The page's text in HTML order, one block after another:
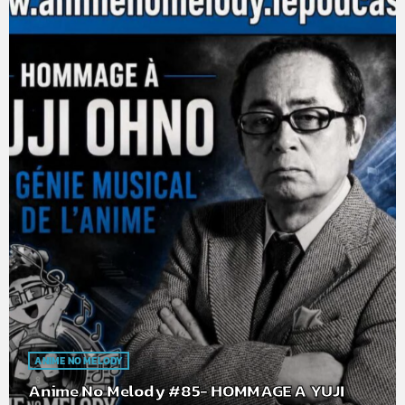
ANIME NO MELODY
Anime No Melody #85- HOMMAGE A YUJI